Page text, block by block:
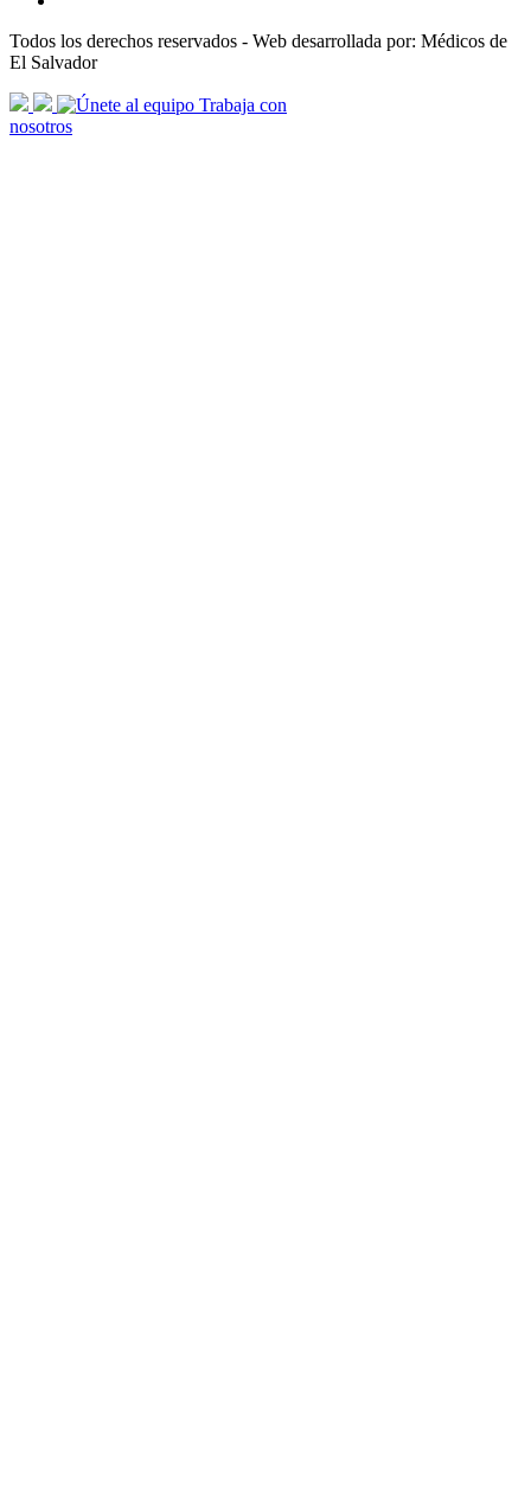
Todos los derechos reservados - Web desarrollada por: Médicos de
El Salvador
scroll
arrow
Trabaja con
nosotros